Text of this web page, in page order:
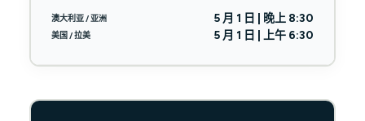
澳大利亚 / 亚洲 5 月 1 日 | 晚上 8:30
美国 / 拉美 5 月 1 日 | 上午 6:30